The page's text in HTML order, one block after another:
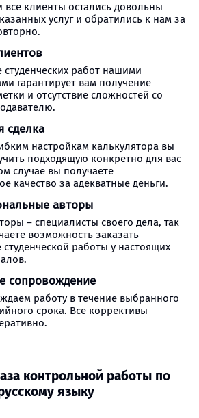
все клиенты остались довольны
услуг и обратились к нам за
работ нашими
гарантирует вам получение
и отсутствие сложностей со
сделка
настройкам калькулятора вы
подходящую конкретно для вас
случае вы получаете
качество за адекватные деньги.
авторы
– специалисты своего дела, так
возможность заказать
работы у настоящих
сопровождение
работу в течение выбранного
срока. Все коррективы
контрольной работы по
языку